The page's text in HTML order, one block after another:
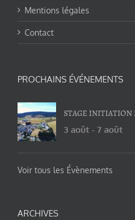
Mentions légales
Contact
PROCHAINS ÉVÉNEMENTS
STAGE INITIATION
3 août - 7 août
Voir tous les Évènements
ARCHIVES